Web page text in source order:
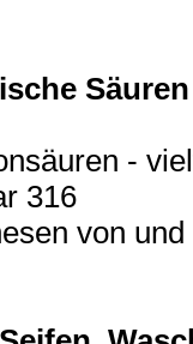
-
316
von